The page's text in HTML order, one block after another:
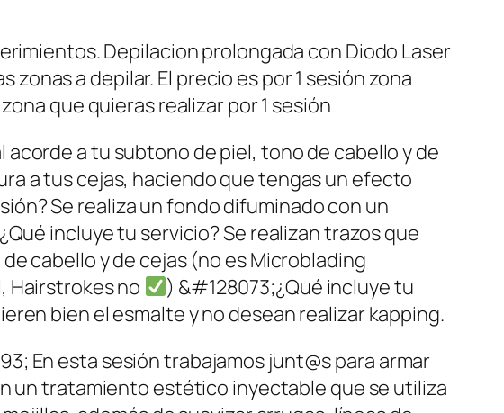
Depilacion prolongada con Diodo Laser
a depilar. El precio es por 1 sesión zona
que quieras realizar por 1 sesión
a tu subtono de piel, tono de cabello y de
a tus cejas, haciendo que tengas un efecto
Se realiza un fondo difuminado con un
incluye tu servicio? Se realizan trazos que
cabello y de cejas (no es Microblading
Hairstrokes no
) &#128073;¿Qué incluye tu
bien el esmalte y no desean realizar kapping.
En esta sesión trabajamos junt@s para armar
un tratamiento estético inyectable que se utiliza